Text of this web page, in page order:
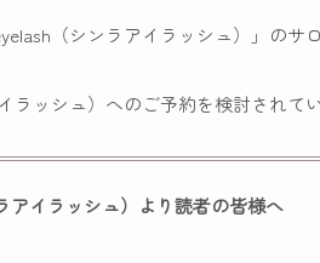
（シンラアイラッシュ）」のサ
ラッシュ）へのご予約を検討されて
アイラッシュ）より読者の皆様へ